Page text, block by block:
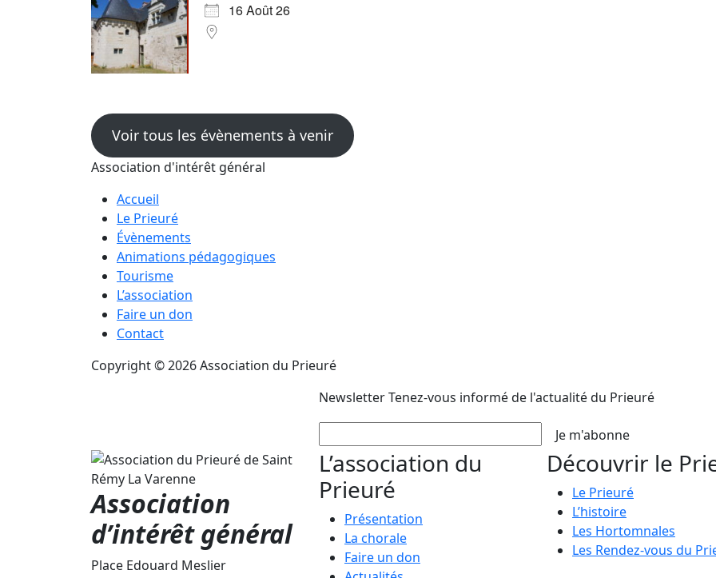
16 Août 26
Voir tous les évènements à venir
Association d'intérêt général
Accueil
Le Prieuré
Évènements
Animations pédagogiques
Tourisme
L’association
Faire un don
Contact
Copyright © 2026 Association du Prieuré
NewsletterTenez-vous informé de l'actualité du Prieuré
Je m'abonne
Association
d’intérêt général
Place Edouard Meslier
L’association du
Prieuré
Présentation
La chorale
Faire un don
Découvrir le
Le Prieuré
L’histoire
Les Hortomnales
Les Rendez-vous du